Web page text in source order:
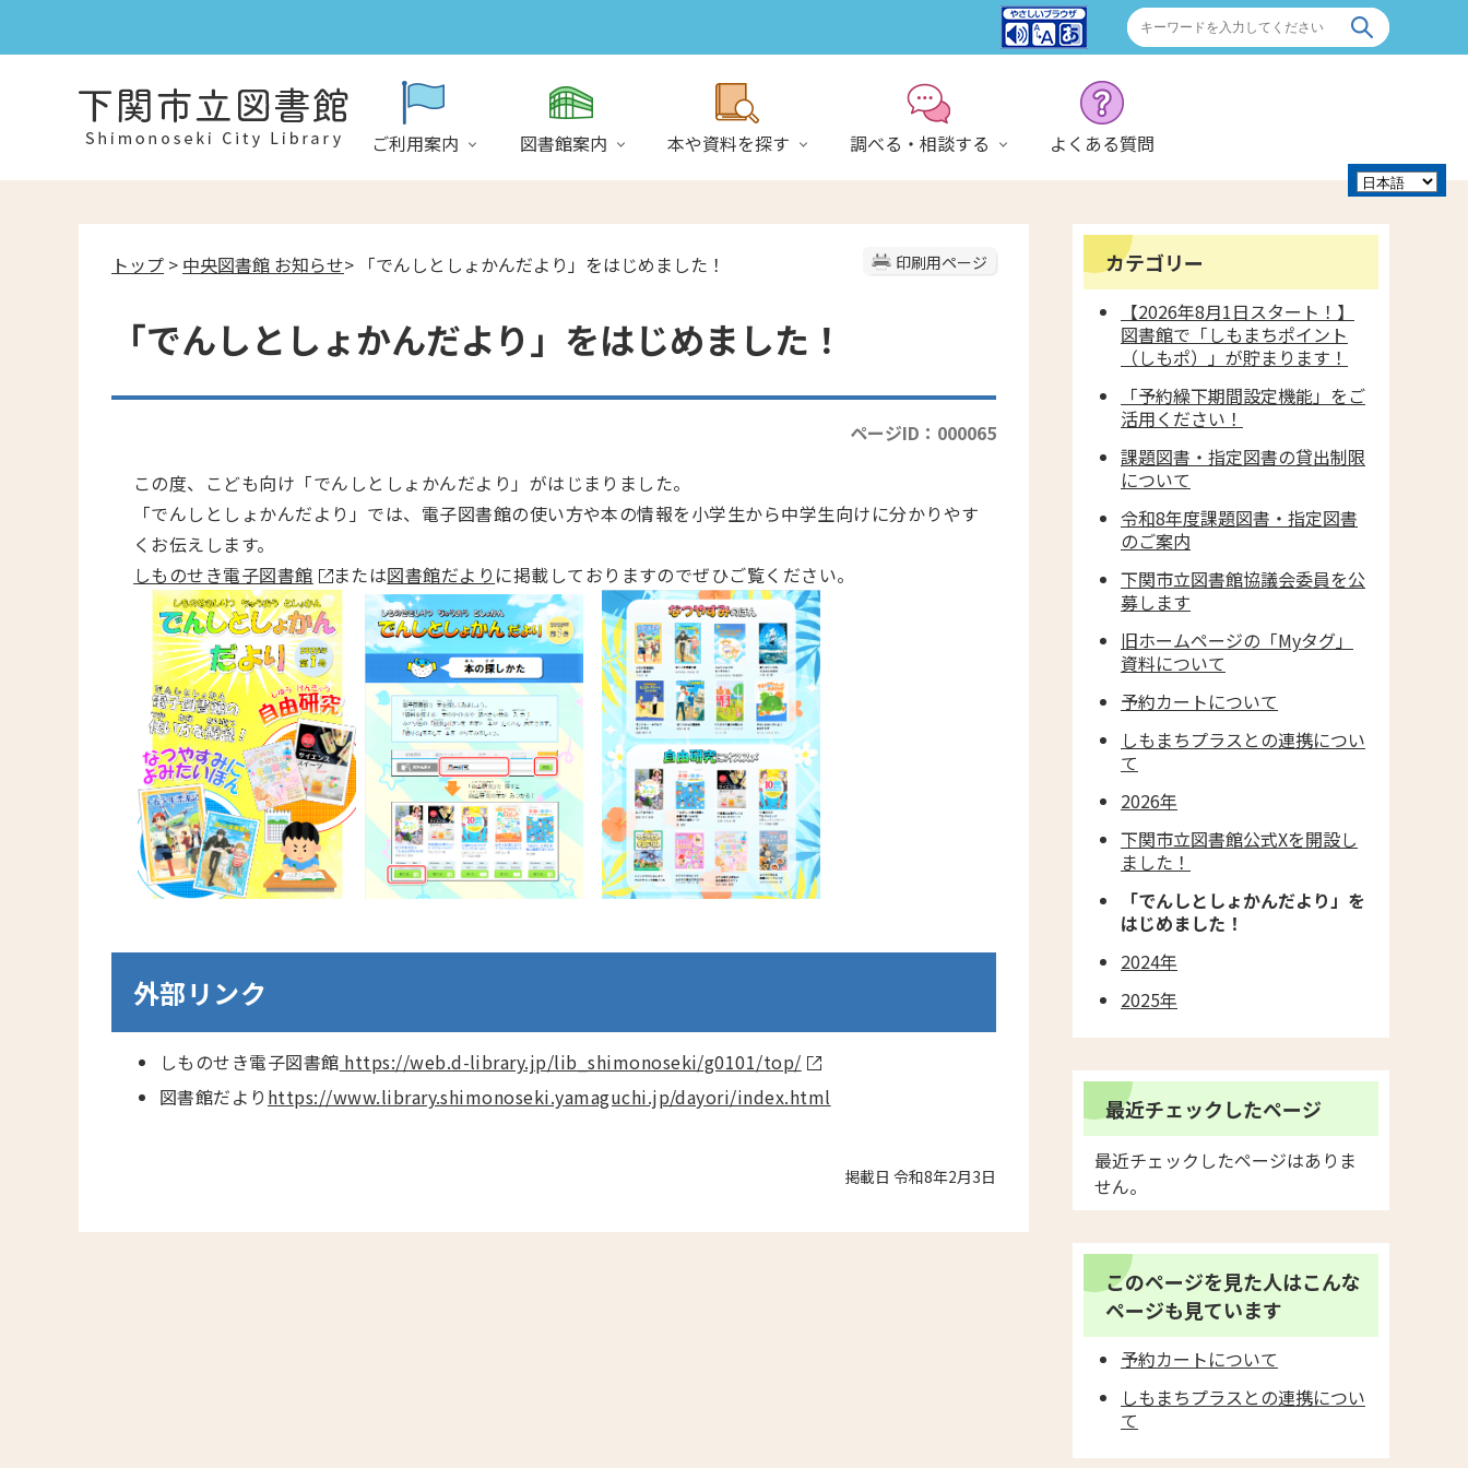
ご利用案内 図書館案内 本や資料を探す 調べる・相談する よくある質問
印刷用ページ
トップ > 中央図書館 お知らせ> 「でんしとしょかんだより」をはじめました！
「でんしとしょかんだより」をはじめました！
ページID：000065
この度、こども向け「でんしとしょかんだより」がはじまりました。
「でんしとしょかんだより」では、電子図書館の使い方や本の情報を小学生から中学生向けに分かりやす
くお伝えします。
しものせき電子図書館
または図書館だより に掲載しておりますのでぜひご覧ください。
外部リンク
しものせき電子図書館 https://web.d-library.jp/lib_shimonoseki/g0101/top/
図書館だより https://www.library.shimonoseki.yamaguchi.jp/dayori/index.html
掲載日 令和8年2月3日
カテゴリー
【2026年8月1日スタート！】
図書館で「しもまちポイント
（しもポ）」が貯まります！
「予約繰下期間設定機能」をご
活用ください！
課題図書・指定図書の貸出制限
について
令和8年度課題図書・指定図書
のご案内
下関市立図書館協議会委員を公
募します
旧ホームページの「Myタグ」
資料について
予約カートについて
しもまちプラスとの連携につい
て
2026年
下関市立図書館公式Xを開設し
ました！
「でんしとしょかんだより」を
はじめました！
2024年
2025年
最近チェックしたページ
最近チェックしたページはありま
せん。
このページを見た人はこんな
ページも見ています
予約カートについて
しもまちプラスとの連携につい
て